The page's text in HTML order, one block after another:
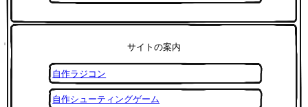
サイトの案内
自作ラジコン
自作シューティングゲーム